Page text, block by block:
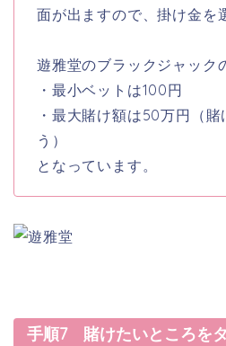
面が出ますので、掛け金を
遊雅堂のブラックジャック
・最小ベットは100円
・最大賭け額は50万円（
う）
となっています。
手順7 賭けたいところを